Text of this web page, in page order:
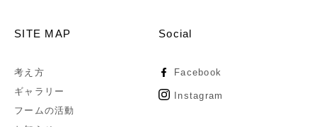
SITE MAP
考え方
ギャラリー
フームの活動
Social
Facebook
Instagram